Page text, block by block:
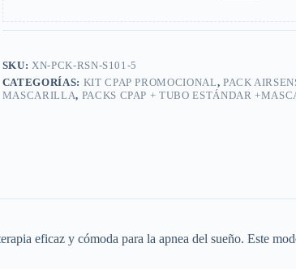
SKU: XN-PCK-RSN-S101-5
CATEGORÍAS: KIT CPAP PROMOCIONAL, PACK
MASCARILLA, PACKS CPAP + TUBO ESTÁNDAR
eficaz y cómoda para la apnea del sueño. Este